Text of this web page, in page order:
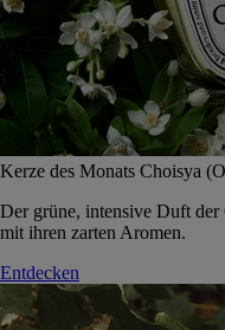
Kerze des Monats Choisya
Der grüne, intensive Duft
mit ihren zarten Aromen.
Entdecken